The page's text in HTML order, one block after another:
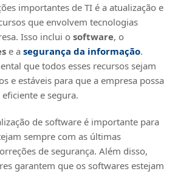
importantes de TI é a atualização e
que envolvem tecnologias
Isso inclui osoftware, o
e asegurança da informação.
que todos esses recursos sejam
e estáveis para que a empresa possa
e segura.
de software é importante para
sempre com as últimas
de segurança. Além disso,
garantem que os softwares estejam